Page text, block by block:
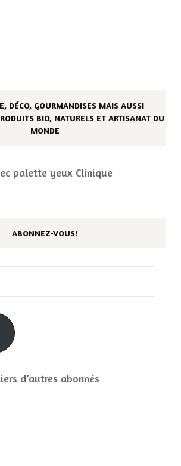
DÉCO, GOURMANDISES MAIS AUSSI
BIO, NATURELS ET ARTISANAT DU
MONDE
ABONNEZ-VOUS!
d’autres abonnés